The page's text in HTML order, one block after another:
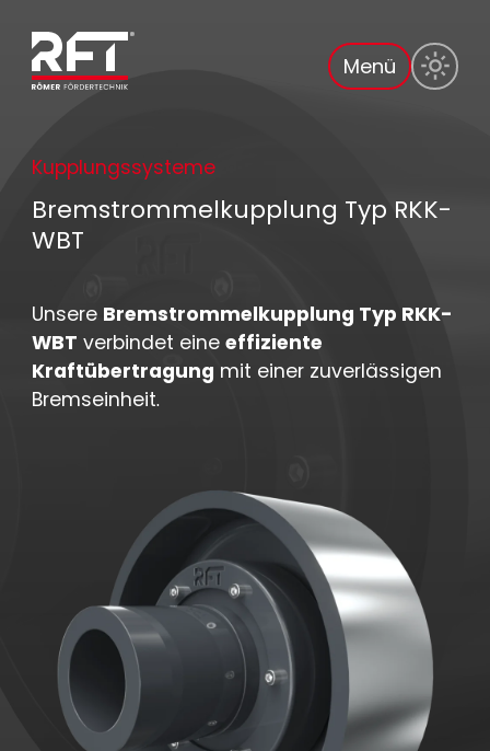
Menü
Kupplungssysteme
Bremstrommelkupplung Typ RKK-
WBT
Unsere Bremstrommelkupplung Typ RKK-
WBT verbindet eine effiziente
Kraftübertragung mit einer zuverlässigen
Bremseinheit.